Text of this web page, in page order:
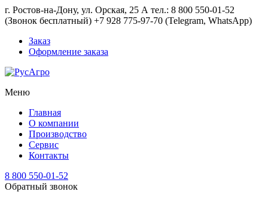
г. Ростов-на-Дону, ул. Орская, 25 А тел.: 8 800 550-01-52
(Звонок бесплатный) +7 928 775-97-70 (Telegram, WhatsApp)
Заказ
Оформление заказа
Меню
Главная
О компании
Производство
Сервис
Контакты
8 800 550-01-52
Обратный звонок